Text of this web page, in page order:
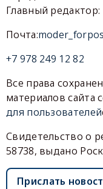
Главный редактор:
Почта:
+7 978 249 12 82
Все права
материалов сайта
для пользователей
Свидетельство о
58738, выдано
Прислать